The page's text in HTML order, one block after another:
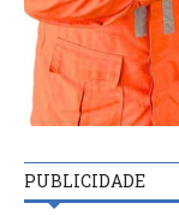
PUBLICIDADE